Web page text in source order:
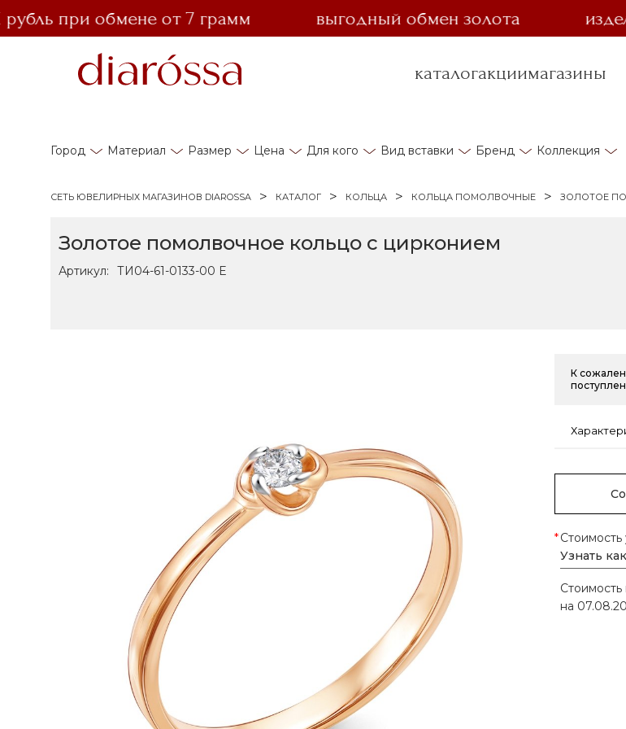
при обмене от 7 грамм выгодный обмен золота
каталогакциимагазины
Город Материал Размер Цена Для кого Вид вставки Бренд Коллекция
СЕТЬ ЮВЕЛИРНЫХ МАГАЗИНОВ DIAROSSA КАТАЛОГ КОЛЬЦА КОЛЬЦА ПОМОЛВОЧНЫЕ ЗОЛОТОЕ
Золотое помолвочное кольцо с цирконием
Артикул: ТИ04-61-0133-00 Е
К
*Стоимость
Узнать
на